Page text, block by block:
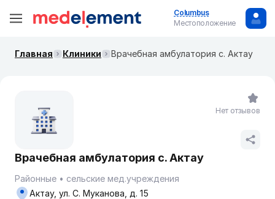
Columbus
Местоположение
Главная Клиники Врачебная амбулатория с. Актау
Врачебная амбулатория с. Актау
Районные
сельские мед.учреждения
Актау, ул. С. Муканова, д. 15
Нет отзывов